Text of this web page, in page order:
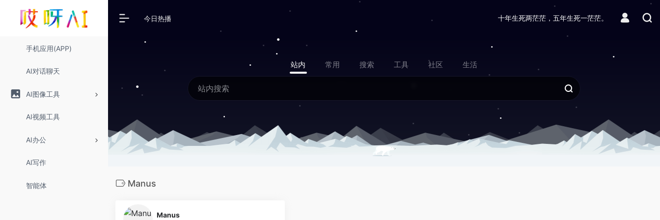
手机应用(APP)
AI对话聊天
AI图像工具
AI视频工具
AI办公
AI写作
智能体
今日热播 十年生死两茫茫，五年生死一茫茫。
站内 常用 搜索 工具 社区 生活
Manus
Manus